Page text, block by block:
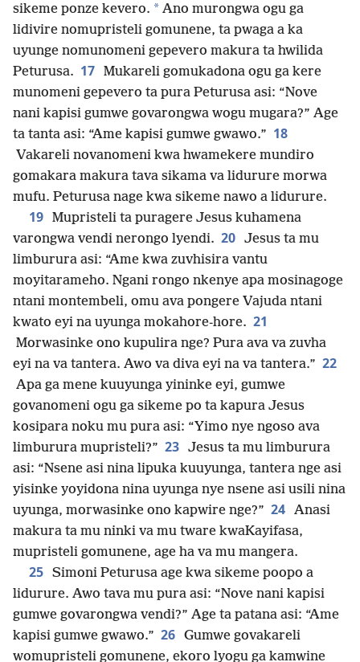
sikeme ponze kevero. * Ano murongwa ogu ga
lidivire nomupristeli gomunene, ta pwaga a ka
uyunge nomunomeni gepevero makura ta hwilida
Peturusa. 17 Mukareli gomukadona ogu ga kere
munomeni gepevero ta pura Peturusa asi: “Nove
nani kapisi gumwe govarongwa wogu mugara?” Age
ta tanta asi: “Ame kapisi gumwe gwawo.” 18
Vakareli novanomeni kwa hwamekere mundiro
gomakara makura tava sikama va lidurure morwa
mufu. Peturusa nage kwa sikeme nawo a lidurure.
19 Mupristeli ta puragere Jesus kuhamena
varongwa vendi nerongo lyendi. 20 Jesus ta mu
limburura asi: “Ame kwa zuvhisira vantu
moyitarameho. Ngani rongo nkenye apa mosinagoge
ntani montembeli, omu ava pongere Vajuda ntani
kwato eyi na uyunga mokahore-hore. 21
Morwasinke ono kupulira nge? Pura ava va zuvha
eyi na va tantera. Awo va diva eyi na va tantera.” 22
Apa ga mene kuuyunga yininke eyi, gumwe
govanomeni ogu ga sikeme po ta kapura Jesus
kosipara noku mu pura asi: “Yimo nye ngoso ava
limburura mupristeli?” 23 Jesus ta mu limburura
asi: “Nsene asi nina lipuka kuuyunga, tantera nge asi
yisinke yoyidona nina uyunga nye nsene asi usili nina
uyunga, morwasinke ono kapwire nge?” 24 Anasi
makura ta mu ninki va mu tware kwaKayifasa,
mupristeli gomunene, age ha va mu mangera.
25 Simoni Peturusa age kwa sikeme poopo a
lidurure. Awo tava mu pura asi: “Nove nani kapisi
gumwe govarongwa vendi?” Age ta patana asi: “Ame
kapisi gumwe gwawo.” 26 Gumwe govakareli
womupristeli gomunene, ekoro lyogu ga kamwine